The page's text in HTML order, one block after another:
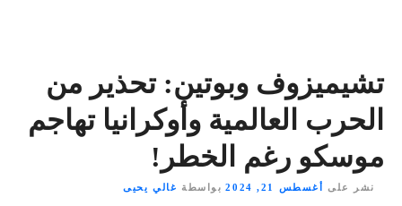
تشيميزوف وبوتين: تحذير من
الحرب العالمية وأوكرانيا تهاجم
موسكو رغم الخطر!
نشر على أغسطس 21, 2024 بواسطة غالي يحيى